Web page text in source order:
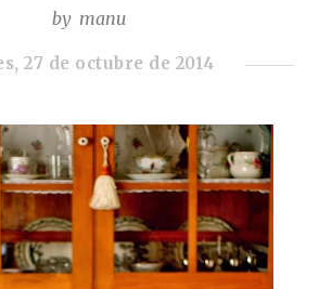
by manu
27 de octubre de 2014